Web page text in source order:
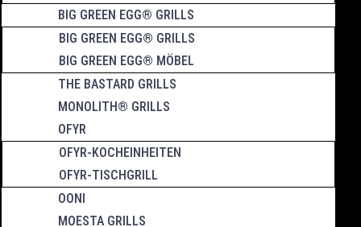
BIG GREEN EGG® GRILLS
BIG GREEN EGG® GRILLS
BIG GREEN EGG® MÖBEL
THE BASTARD GRILLS
MONOLITH® GRILLS
OFYR
OFYR-KOCHEINHEITEN
OFYR-TISCHGRILL
OONI
MOESTA GRILLS